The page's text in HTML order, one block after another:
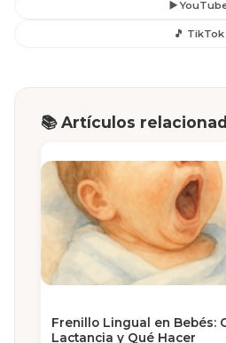
▶️
🎵 TikTok
📚 Artículos
Frenillo Lingual en Bebés:
Lactancia y Qué Hacer